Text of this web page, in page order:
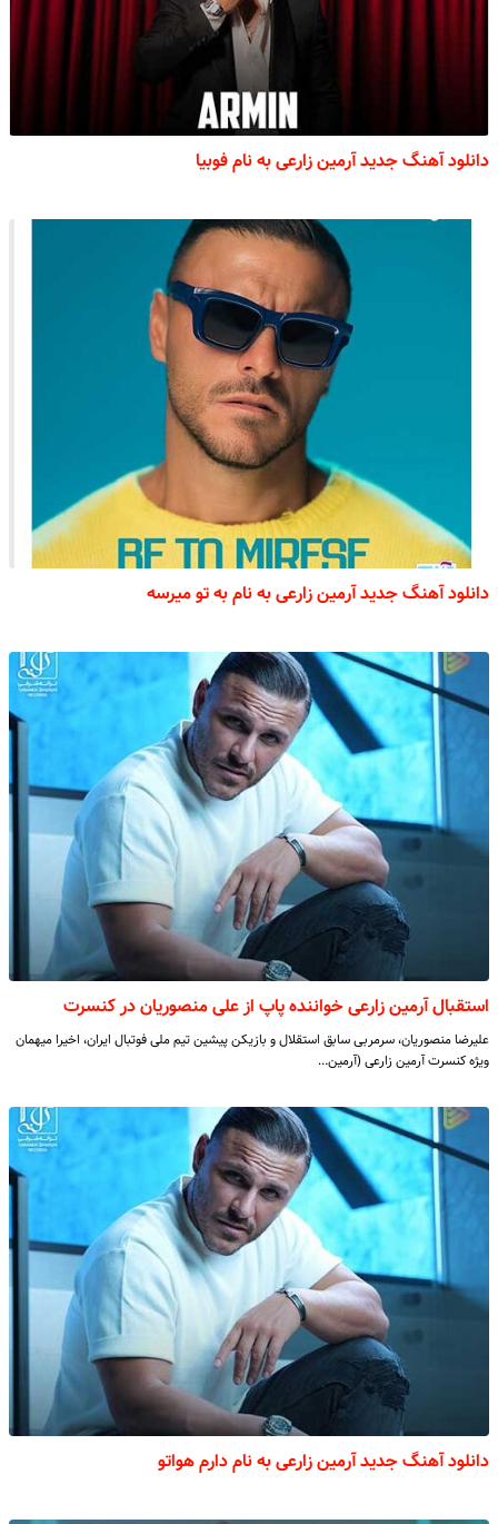
دانلود آهنگ جدید آرمین زارعی به نام فوبیا
دانلود آهنگ جدید آرمین زارعی به نام به تو میرسه
استقبال آرمین زارعی خواننده پاپ از علی منصوریان در کنسرت
علیرضا منصوریان، سرمربی سابق استقلال و بازیکن پیشین تیم ملی فوتبال ایران، اخیرا میهمان
ویژه کنسرت آرمین زارعی (آرمین…
دانلود آهنگ جدید آرمین زارعی به نام دارم هواتو